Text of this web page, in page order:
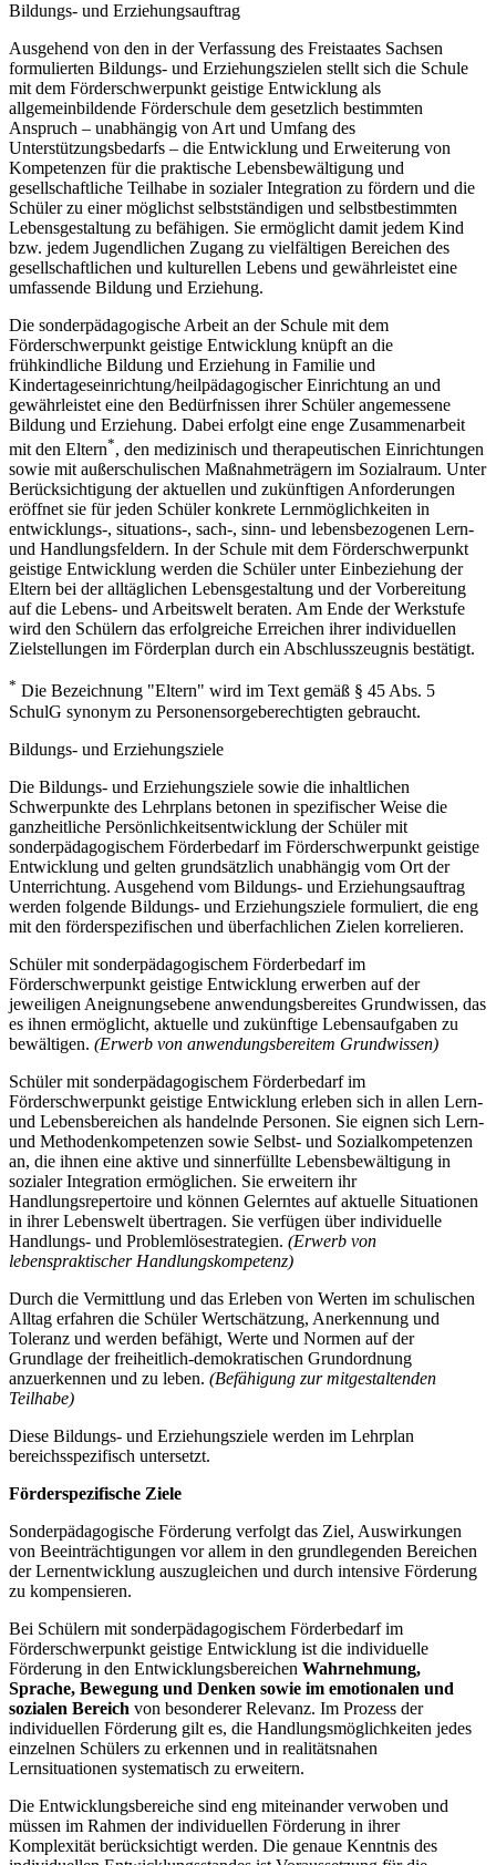
Bildungs- und Erziehungsauftrag
Ausgehend von den in der Verfassung des Freistaates Sachsen
formulierten Bildungs- und Erziehungszielen stellt sich die Schule
mit dem Förderschwerpunkt geistige Entwicklung als
allgemeinbildende Förderschule dem gesetzlich bestimmten
Anspruch – unabhängig von Art und Umfang des
Unterstützungsbedarfs – die Entwicklung und Erweiterung von
Kompetenzen für die praktische Lebensbewältigung und
gesellschaftliche Teilhabe in sozialer Integration zu fördern und die
Schüler zu einer möglichst selbstständigen und selbstbestimmten
Lebensgestaltung zu befähigen. Sie ermöglicht damit jedem Kind
bzw. jedem Jugendlichen Zugang zu vielfältigen Bereichen des
gesellschaftlichen und kulturellen Lebens und gewährleistet eine
umfassende Bildung und Erziehung.
Die sonderpädagogische Arbeit an der Schule mit dem
Förderschwerpunkt geistige Entwicklung knüpft an die
frühkindliche Bildung und Erziehung in Familie und
Kindertageseinrichtung/heilpädagogischer Einrichtung an und
gewährleistet eine den Bedürfnissen ihrer Schüler angemessene
Bildung und Erziehung. Dabei erfolgt eine enge Zusammenarbeit
mit den Eltern*, den medizinisch und therapeutischen Einrichtungen
sowie mit außerschulischen Maßnahmeträgern im Sozialraum. Unter
Berücksichtigung der aktuellen und zukünftigen Anforderungen
eröffnet sie für jeden Schüler konkrete Lernmöglichkeiten in
entwicklungs-, situations-, sach-, sinn- und lebensbezogenen Lern-
und Handlungsfeldern. In der Schule mit dem Förderschwerpunkt
geistige Entwicklung werden die Schüler unter Einbeziehung der
Eltern bei der alltäglichen Lebensgestaltung und der Vorbereitung
auf die Lebens- und Arbeitswelt beraten. Am Ende der Werkstufe
wird den Schülern das erfolgreiche Erreichen ihrer individuellen
Zielstellungen im Förderplan durch ein Abschlusszeugnis bestätigt.
* Die Bezeichnung "Eltern" wird im Text gemäß § 45 Abs. 5
SchulG synonym zu Personensorgeberechtigten gebraucht.
Bildungs- und Erziehungsziele
Die Bildungs- und Erziehungsziele sowie die inhaltlichen
Schwerpunkte des Lehrplans betonen in spezifischer Weise die
ganzheitliche Persönlichkeitsentwicklung der Schüler mit
sonderpädagogischem Förderbedarf im Förderschwerpunkt geistige
Entwicklung und gelten grundsätzlich unabhängig vom Ort der
Unterrichtung. Ausgehend vom Bildungs- und Erziehungsauftrag
werden folgende Bildungs- und Erziehungsziele formuliert, die eng
mit den förderspezifischen und überfachlichen Zielen korrelieren.
Schüler mit sonderpädagogischem Förderbedarf im
Förderschwerpunkt geistige Entwicklung erwerben auf der
jeweiligen Aneignungsebene anwendungsbereites Grundwissen, das
es ihnen ermöglicht, aktuelle und zukünftige Lebensaufgaben zu
bewältigen. (Erwerb von anwendungsbereitem Grundwissen)
Schüler mit sonderpädagogischem Förderbedarf im
Förderschwerpunkt geistige Entwicklung erleben sich in allen Lern-
und Lebensbereichen als handelnde Personen. Sie eignen sich Lern-
und Methodenkompetenzen sowie Selbst- und Sozialkompetenzen
an, die ihnen eine aktive und sinnerfüllte Lebensbewältigung in
sozialer Integration ermöglichen. Sie erweitern ihr
Handlungsrepertoire und können Gelerntes auf aktuelle Situationen
in ihrer Lebenswelt übertragen. Sie verfügen über individuelle
Handlungs- und Problemlösestrategien. (Erwerb von
lebenspraktischer Handlungskompetenz)
Durch die Vermittlung und das Erleben von Werten im schulischen
Alltag erfahren die Schüler Wertschätzung, Anerkennung und
Toleranz und werden befähigt, Werte und Normen auf der
Grundlage der freiheitlich-demokratischen Grundordnung
anzuerkennen und zu leben. (Befähigung zur mitgestaltenden
Teilhabe)
Diese Bildungs- und Erziehungsziele werden im Lehrplan
bereichsspezifisch untersetzt.
Förderspezifische Ziele
Sonderpädagogische Förderung verfolgt das Ziel, Auswirkungen
von Beeinträchtigungen vor allem in den grundlegenden Bereichen
der Lernentwicklung auszugleichen und durch intensive Förderung
zu kompensieren.
Bei Schülern mit sonderpädagogischem Förderbedarf im
Förderschwerpunkt geistige Entwicklung ist die individuelle
Förderung in den Entwicklungsbereichen Wahrnehmung,
Sprache, Bewegung und Denken sowie im emotionalen und
sozialen Bereich von besonderer Relevanz. Im Prozess der
individuellen Förderung gilt es, die Handlungsmöglichkeiten jedes
einzelnen Schülers zu erkennen und in realitätsnahen
Lernsituationen systematisch zu erweitern.
Die Entwicklungsbereiche sind eng miteinander verwoben und
müssen im Rahmen der individuellen Förderung in ihrer
Komplexität berücksichtigt werden. Die genaue Kenntnis des